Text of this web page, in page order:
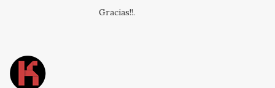
Gracias!!.